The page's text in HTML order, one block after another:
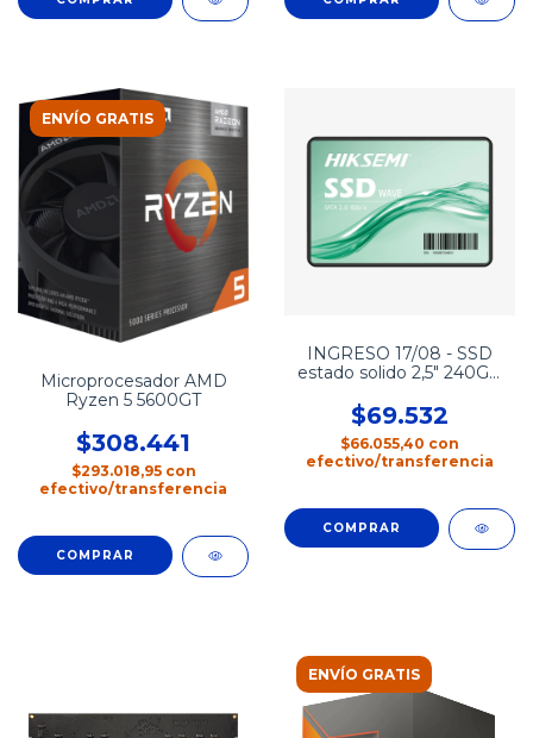
ENVÍO GRATIS
Microprocesador AMD
Ryzen 5 5600GT
$308.441
$293.018,95 con
efectivo/transferencia
INGRESO 17/08 - SSD
estado solido 2,5" 240GB
$69.532
$66.055,40 con
efectivo/transferencia
ENVÍO GRATIS